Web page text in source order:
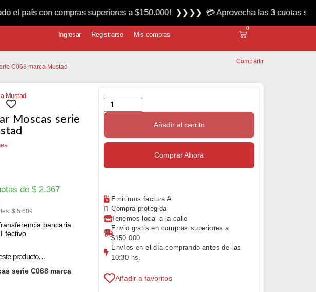
Ingresar Registrarse Mis compras
0
C068 marca Mustad
Compartir
Mustad
Moscas serie
de $2.367
$5.609
bancaria
producto…
serie C068 marca
Añadir al carrito
Comprar Ahora
Emitimos factura A
Compra protegida
Tenemos local a la calle
Envio gratis en compras superiores a
$150.000
Envíos en el día comprando antes de las
10:30 hs.
Añadir a favoritos
compras superiores a $150.000! ❯❯❯❯ 💳 Aprovecha las 3 cuotas sin interés